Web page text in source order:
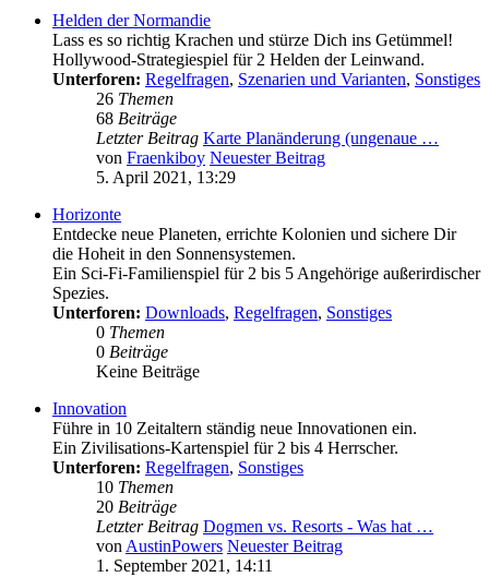
Helden der Normandie
Lass es so richtig Krachen und stürze Dich ins Getümmel!
Hollywood-Strategiespiel für 2 Helden der Leinwand.
Unterforen: Regelfragen, Szenarien und Varianten, Sonstiges
26 Themen
68 Beiträge
Letzter Beitrag Karte Planänderung (ungenaue …
von Fraenkiboy Neuester Beitrag
5. April 2021, 13:29
Horizonte
Entdecke neue Planeten, errichte Kolonien und sichere Dir
die Hoheit in den Sonnensystemen.
Ein Sci-Fi-Familienspiel für 2 bis 5 Angehörige außerirdischer
Spezies.
Unterforen: Downloads, Regelfragen, Sonstiges
0 Themen
0 Beiträge
Keine Beiträge
Innovation
Führe in 10 Zeitaltern ständig neue Innovationen ein.
Ein Zivilisations-Kartenspiel für 2 bis 4 Herrscher.
Unterforen: Regelfragen, Sonstiges
10 Themen
20 Beiträge
Letzter Beitrag Dogmen vs. Resorts - Was hat …
vonAustinPowers Neuester Beitrag
1. September 2021, 14:11